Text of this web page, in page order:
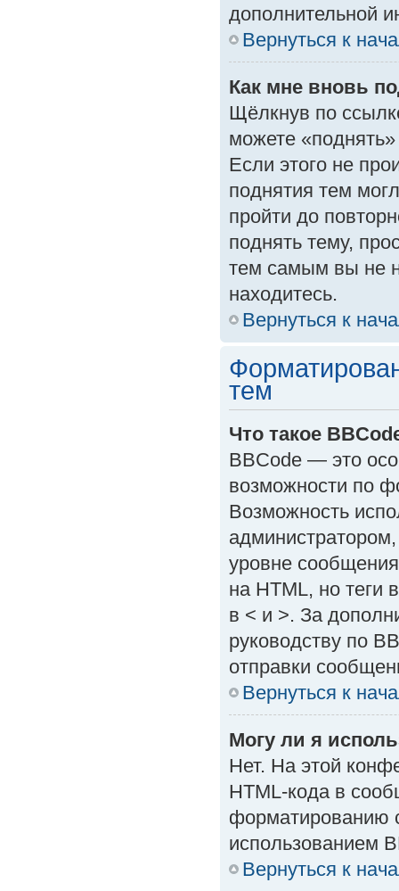
дополнительной
Вернуться к
Как мне вновь
Щёлкнув по
можете
Если этого не
поднятия тем
пройти до
поднять тему,
тем самым вы не
находитесь.
Вернуться к
тем
Что такое
BBCode — это
возможности по
Возможность
уровне
на HTML, но теги
в < и >. За
руководству по
отправки
Вернуться к
Могу ли я
Нет. На этой
HTML-кода в
форматированию
использованием
Вернуться к